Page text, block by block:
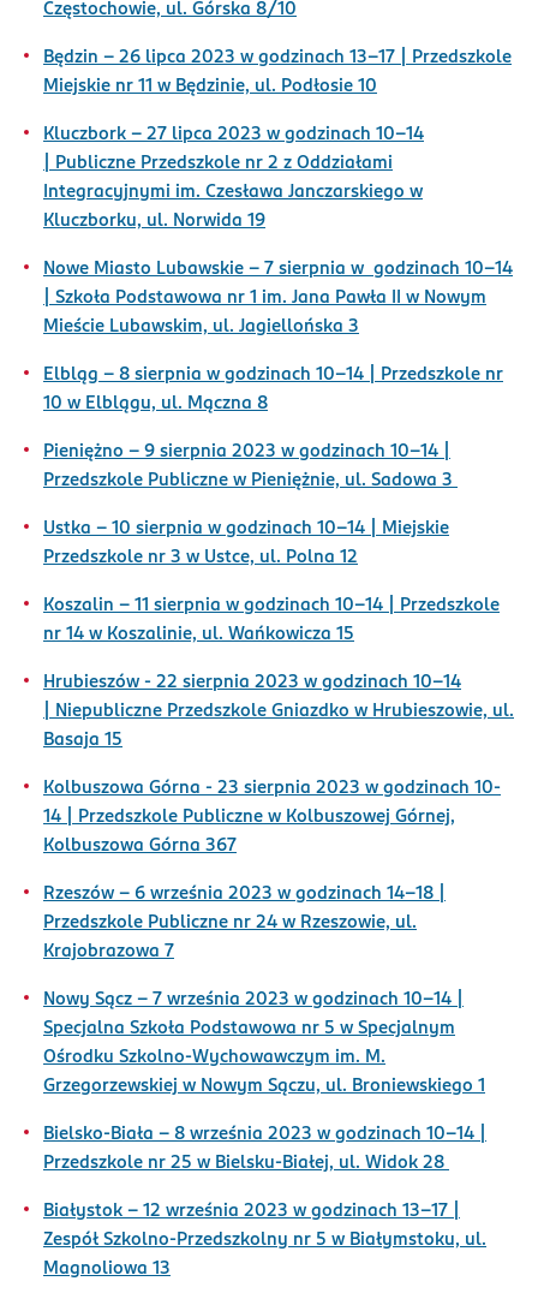
Częstochowie, ul. Górska 8/10
Będzin – 26 lipca 2023 w godzinach 13-17 | Przedszkole
Miejskie nr 11 w Będzinie, ul. Podłosie 10
Kluczbork - 27 lipca 2023 w godzinach 10-14
| Publiczne Przedszkole nr 2 z Oddziałami
Integracyjnymi im. Czesława Janczarskiego w
Kluczborku, ul. Norwida 19
Nowe Miasto Lubawskie - 7 sierpnia w godzinach 10-14
| Szkoła Podstawowa nr 1 im. Jana Pawła II w Nowym
Mieście Lubawskim, ul. Jagiellońska 3
Elbląg - 8 sierpnia w godzinach 10-14 | Przedszkole nr
10 w Elblągu, ul. Mączna 8
Pieniężno – 9 sierpnia 2023 w godzinach 10-14 |
Przedszkole Publiczne w Pieniężnie, ul. Sadowa 3
Ustka - 10 sierpnia w godzinach 10-14 | Miejskie
Przedszkole nr 3 w Ustce, ul. Polna 12
Koszalin - 11 sierpnia w godzinach 10-14 | Przedszkole
nr 14 w Koszalinie, ul. Wańkowicza 15
Hrubieszów - 22 sierpnia 2023 w godzinach 10-14
| Niepubliczne Przedszkole Gniazdko w Hrubieszowie, ul.
Basaja 15
Kolbuszowa Górna - 23 sierpnia 2023 w godzinach 10-
14 | Przedszkole Publiczne w Kolbuszowej Górnej,
Kolbuszowa Górna 367
Rzeszów – 6 września 2023 w godzinach 14-18 |
Przedszkole Publiczne nr 24 w Rzeszowie, ul.
Krajobrazowa 7
Nowy Sącz – 7 września 2023 w godzinach 10-14 |
Specjalna Szkoła Podstawowa nr 5 w Specjalnym
Ośrodku Szkolno-Wychowawczym im. M.
Grzegorzewskiej w Nowym Sączu, ul. Broniewskiego 1
Bielsko-Biała – 8 września 2023 w godzinach 10-14 |
Przedszkole nr 25 w Bielsku-Białej, ul. Widok 28
Białystok – 12 września 2023 w godzinach 13-17 |
Zespół Szkolno-Przedszkolny nr 5 w Białymstoku, ul.
Magnoliowa 13